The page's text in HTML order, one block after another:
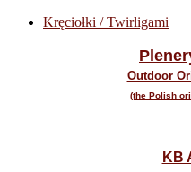
Kręciołki / Twirligami
Outdoor
(the Polish
KB